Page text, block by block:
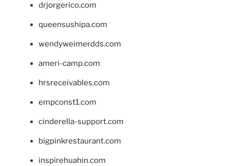
drjorgerico.com
queensushipa.com
wendyweimerdds.com
ameri-camp.com
hrsreceivables.com
empconst1.com
cinderella-support.com
bigpinkrestaurant.com
inspirehuahin.com